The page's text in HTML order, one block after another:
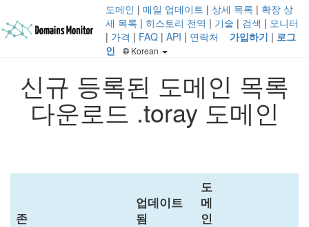
도메인 | 매일 업데이트 | 상세 목록 | 확장 상
세 목록 | 히스토리 전역 | 기술 | 검색 | 모니터
| 가격 | FAQ | API | 연락처 가입하기 | 로그
인
Korean
신규 등록된 도메인 목록
다운로드 .toray 도메인
존
업데이트
됨
도
메
인